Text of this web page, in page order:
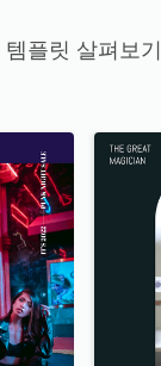
플릿 살펴보기